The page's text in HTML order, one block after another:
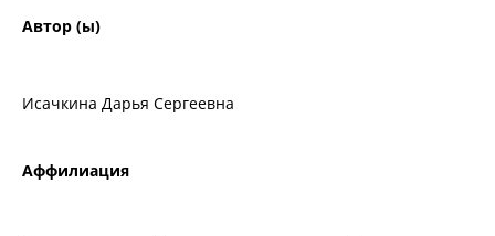
Автор (ы)
Исачкина Дарья Сергеевна
Аффилиация